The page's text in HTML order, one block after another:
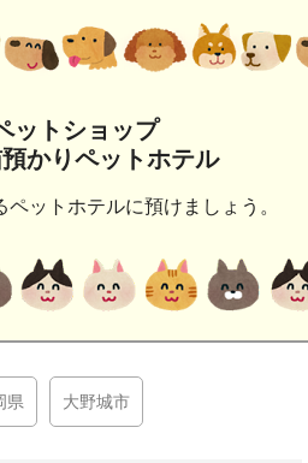
ットショップ
かりペットホテル
ットホテルに預けましょう。
県 大野城市